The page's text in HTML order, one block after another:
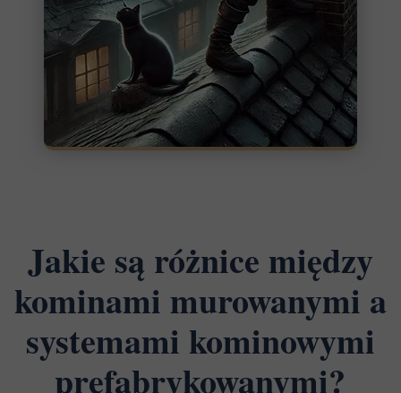
Jakie są różnice między
kominami murowanymi a
systemami kominowymi
prefabrykowanymi?